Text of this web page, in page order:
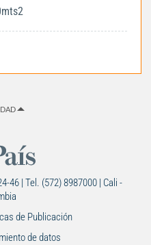
46 | Tel. (572) 8987000 | Cali -
de Publicación
de datos